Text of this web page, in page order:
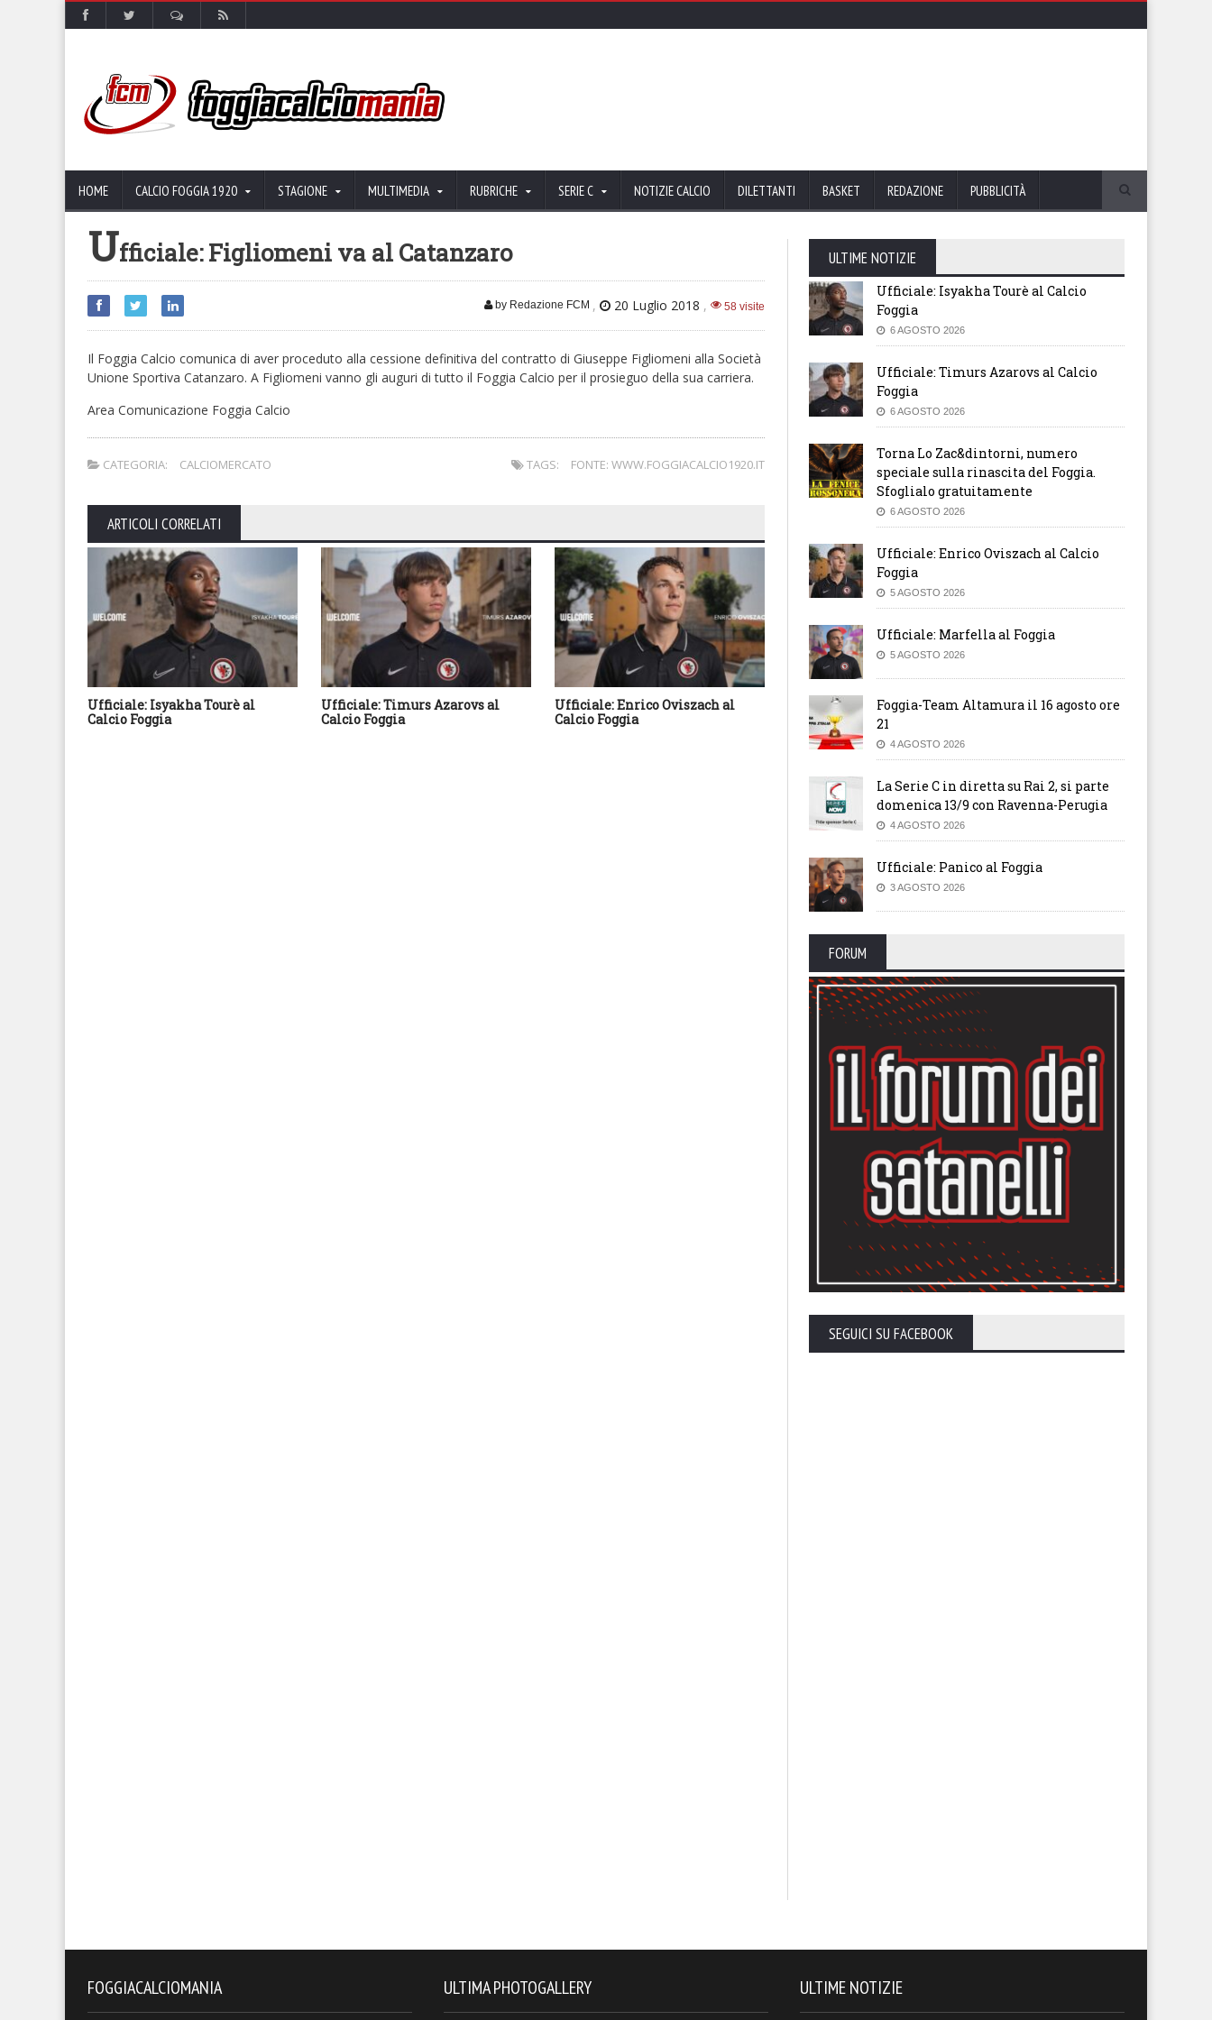
HOME CALCIO FOGGIA 1920 STAGIONE MULTIMEDIA RUBRICHE SERIE C NOTIZIE CALCIO DILETTANTI BASKET REDAZIONE PUBBLICITÀ
Ufficiale: Figliomeni va al Catanzaro
by Redazione FCM , 20 Luglio 2018 , 58 visite
Il Foggia Calcio comunica di aver proceduto alla cessione definitiva del contratto di Giuseppe Figliomeni alla Società
Unione Sportiva Catanzaro. A Figliomeni vanno gli auguri di tutto il Foggia Calcio per il prosieguo della sua carriera.
Area Comunicazione Foggia Calcio
CATEGORIA: CALCIOMERCATO TAGS: FONTE: WWW.FOGGIACALCIO1920.IT
ARTICOLI CORRELATI
Ufficiale: Isyakha Tourè al
Calcio Foggia
Ufficiale: Timurs Azarovs al
Calcio Foggia
Ufficiale: Enrico Oviszach al
Calcio Foggia
Ufficiale: Marfella al Foggia Ufficiale: Panico al Foggia
ULTIME NOTIZIE
Ufficiale: Isyakha Tourè al Calcio
Foggia
6 AGOSTO 2026
Ufficiale: Timurs Azarovs al Calcio
Foggia
6 AGOSTO 2026
Torna Lo Zac&dintorni, numero
speciale sulla rinascita del Foggia.
Sfoglialo gratuitamente
6 AGOSTO 2026
Ufficiale: Enrico Oviszach al Calcio
Foggia
5 AGOSTO 2026
Ufficiale: Marfella al Foggia
5 AGOSTO 2026
Foggia-Team Altamura il 16 agosto ore
21
4 AGOSTO 2026
La Serie C in diretta su Rai 2, si parte
domenica 13/9 con Ravenna-Perugia
4 AGOSTO 2026
Ufficiale: Panico al Foggia
3 AGOSTO 2026
FORUM
SEGUICI SU FACEBOOK
FOGGIACALCIOMANIA ULTIMA PHOTOGALLERY ULTIME NOTIZIE